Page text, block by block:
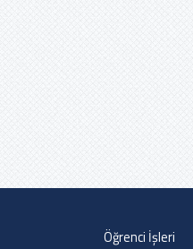
Öğrenci İşleri